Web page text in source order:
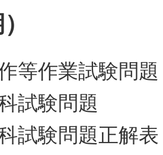
等作業試験問題
試験問題
試験問題正解表